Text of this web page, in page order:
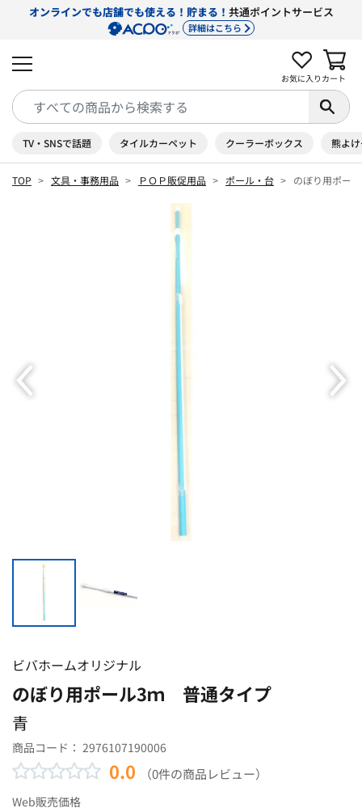
オンラインでも店舗でも使える！貯まる！ 共通ポイントサービス
詳細はこちら
お気に入り カート
TV・SNSで話題 タイルカーペット クーラーボックス 熊よ
TOP 文具・事務用品 ＰＯＰ販促用品 ポール・台 のぼり用ポー
ビバホームオリジナル
のぼり用ポール3ｍ 普通タイプ
青
商品コード： 2976107190006
0.0 （0件の商品レビュー）
Web販売価格